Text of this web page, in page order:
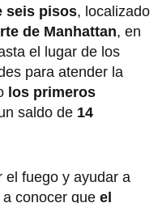
seis pisos, localizado
de Manhattan, en
el lugar de los
para atender la
los primeros
saldo de 14
el fuego y ayudar a
conocer que el